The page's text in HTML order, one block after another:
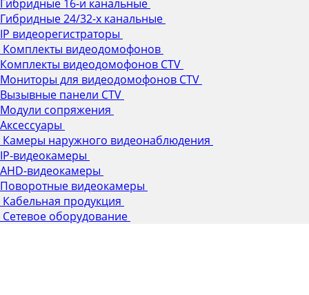
Гибридные 16-и канальные
Гибридные 24/32-х канальные
IP видеорегистраторы
Комплекты видеодомофонов
Комплекты видеодомофонов CTV
Мониторы для видеодомофонов CTV
Вызывные панели CTV
Модули сопряжения
Аксессуары
Камеры наружного видеонаблюдения
IP-видеокамеры
AHD-видеокамеры
Поворотные видеокамеры
Кабельная продукция
Сетевое оборудование